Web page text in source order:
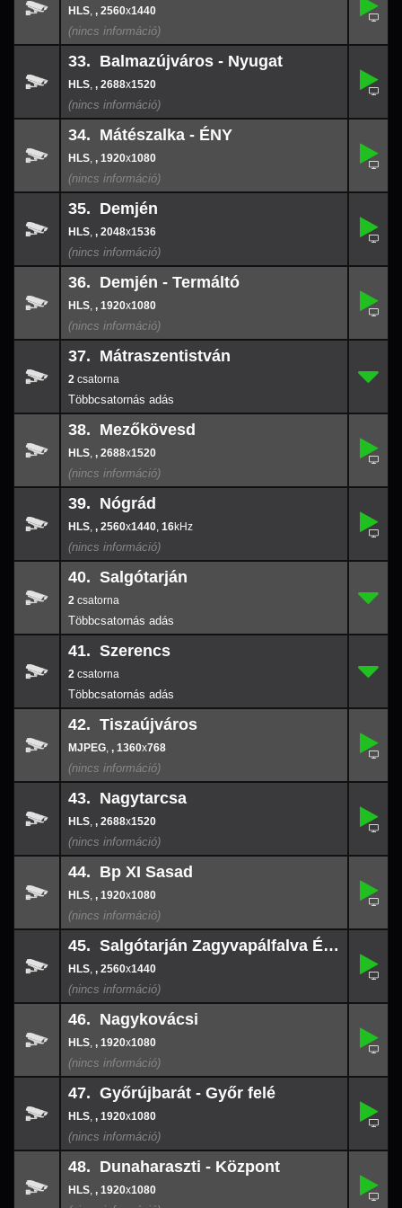
32. , , 2560x1440
2560x
33.
33. Balmazújváros - Nyugat
, , 2688x1520
,
2688x
34.
34. Mátészalka - ÉNY
, , 1920x1080
,
1920x
35.
35. Demjén
, , 2048x1536
,
2048x
36.
36. Demjén - Termáltó
, , 1920x1080
,
1920x
37.
37. Mátraszentistván
2
38.
38. Mezőkövesd
, , 2688x1520
,
2688x
39.
39. Nógrád
, , 2560x1440, 16
2560x
40.
40. Salgótarján
2
41.
41. Szerencs
2
42.
42. Tiszaújváros
, , 1360x768
1360x
43.
43. Nagytarcsa
, , 2688x1520
,
2688x
44.
44. Bp XI Sasad
, , 1920x1080
,
1920x
45.
45. Salgótarján Zagyvapálfalva ÉÉK
, , 2560x1440
,
2560x
46.
46. Nagykovácsi
, , 1920x1080
,
1920x
47.
47. Győrújbarát - Győr felé
, , 1920x1080
,
1920x
48.
48. Dunaharaszti - Központ
, , 1920x1080
,
1920x